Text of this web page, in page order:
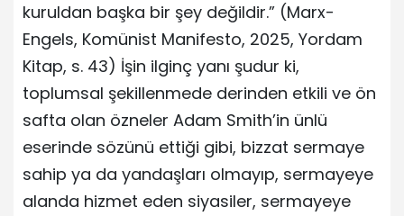
kuruldan başka bir şey değildir.” (Marx-
Engels, Komünist Manifesto, 2025, Yordam
Kitap, s. 43) İşin ilginç yanı şudur ki,
toplumsal şekillenmede derinden etkili ve ön
safta olan özneler Adam Smith’in ünlü
eserinde sözünü ettiği gibi, bizzat sermaye
sahip ya da yandaşları olmayıp, sermayeye
alanda hizmet eden siyasiler, sermayeye